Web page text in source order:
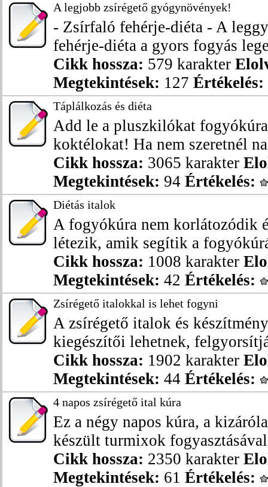
A legjobb zsírégető gyógynövények!
- Zsírfaló fehérje-diéta - A
fehérje-diéta a gyors fogyás
Cikk hossza: 579 karakter
Megtekintések: 127 Értékelés:
Táplálkozás és diéta
Add le a pluszkilókat
koktélokat! Ha nem szeretnél
Cikk hossza: 3065 karakter
Megtekintések: 94 Értékelés:
Diétás italok
A fogyókúra nem korlátozódik
létezik, amik segítik a
Cikk hossza: 1008 karakter
Megtekintések: 42 Értékelés:
Zsírégető italokkal is lehet fogyni
A zsírégető italok és
kiegészítői lehetnek,
Cikk hossza: 1902 karakter
Megtekintések: 44 Értékelés:
4 napos zsírégető ital kúra
Ez a négy napos kúra, a
készült turmixok
Cikk hossza: 2350 karakter
Megtekintések: 61 Értékelés: